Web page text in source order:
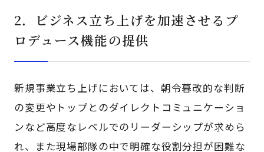
2．ビジネス立ち上げを加速させるプ
ロデュース機能の提供
新規事業立ち上げにおいては、朝令暮改的な判断
の変更やトップとのダイレクトコミュニケーショ
ンなど高度なレベルでのリーダーシップが求めら
れ、また現場部隊の中で明確な役割分担が困難な